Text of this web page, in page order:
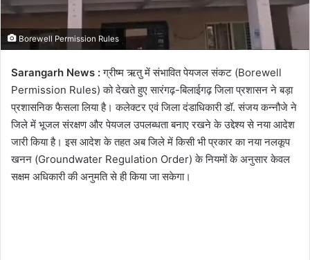
Borewell Permission Rules
Sarangarh News :ग्रीष्म ऋतु में संभावित पेयजल संकट (Borewell
Permission Rules) को देखते हुए सारंगढ़-बिलाईगढ़ जिला प्रशासन ने बड़ा
प्रशासनिक फैसला लिया है। कलेक्टर एवं जिला दंडाधिकारी डॉ. संजय कन्नौजे ने
जिले में भूजल संरक्षण और पेयजल उपलब्धता बनाए रखने के उद्देश्य से नया आदेश
जारी किया है। इस आदेश के तहत अब जिले में किसी भी प्रकार का नया नलकूप
खनन (Groundwater Regulation Order) के नियमों के अनुसार केवल
सक्षम अधिकारी की अनुमति से ही किया जा सकेगा।